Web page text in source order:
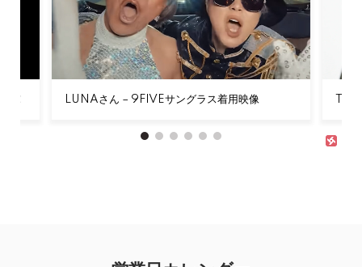
LUNAさん – 9FIVEサングラス着用映像
！